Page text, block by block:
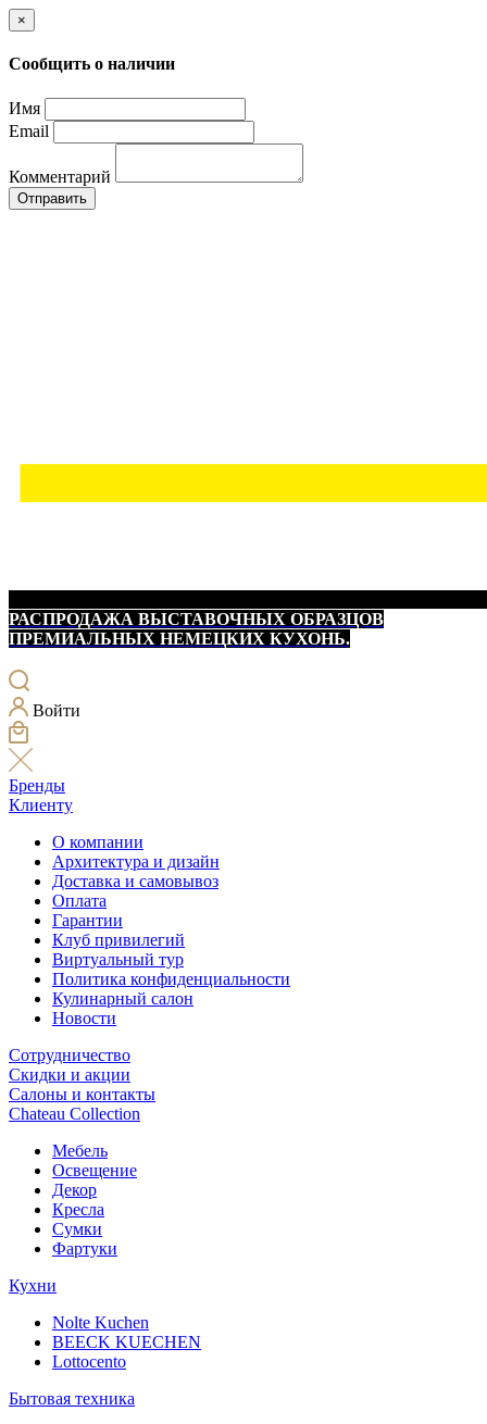
×
Сообщить о наличии
Имя
Email
Комментарий
Отправить
РАСПРОДАЖА ВЫСТАВОЧНЫХ ОБРАЗЦОВ
ПРЕМИАЛЬНЫХ НЕМЕЦКИХ КУХОНЬ.
Войти
Бренды
Клиенту
О компании
Архитектура и дизайн
Доставка и самовывоз
Оплата
Гарантии
Клуб привилегий
Виртуальный тур
Политика конфиденциальности
Кулинарный салон
Новости
Сотрудничество
Скидки и акции
Салоны и контакты
Chateau Collection
Мебель
Освещение
Декор
Кресла
Сумки
Фартуки
Кухни
Nolte Kuchen
BEECK KUECHEN
Lottocento
Бытовая техника